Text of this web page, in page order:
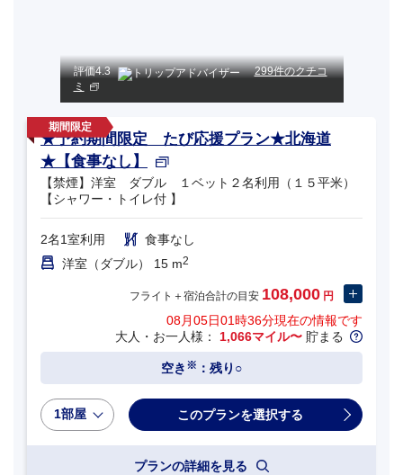
評価4.3
299件のクチコ
ミ
★予約期間限定 たび応援プラン★北海道
★【食事なし】
【禁煙】洋室 ダブル １ベット２名利用（１５平米）
【シャワー・トイレ付 】
2名1室利用
食事なし
洋室（ダブル） 15 m2
フライト＋宿泊合計の目安 108,000 円
08月05日01時36分現在の情報です
大人・お一人様： 1,066マイル〜 貯まる
空き ※ ：残り○
1部屋
プランの詳細を見る